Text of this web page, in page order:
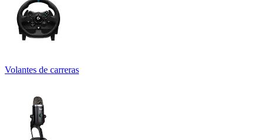
Volantes de carreras